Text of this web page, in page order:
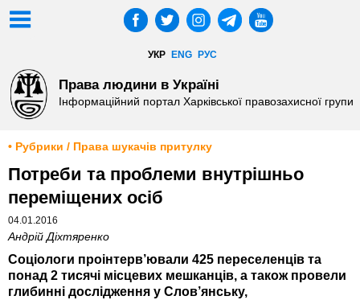
УКР ENG РУС
Права людини в Україні
Інформаційний портал Харківської правозахисної групи
• Рубрики / Права шукачів притулку
Потреби та проблеми внутрішньо
переміщених осіб
04.01.2016
Андрій Діхтяренко
Соціологи проінтерв’ювали 425 переселенців та
понад 2 тисячі місцевих мешканців, а також провели
глибинні дослідження у Слов’янську,